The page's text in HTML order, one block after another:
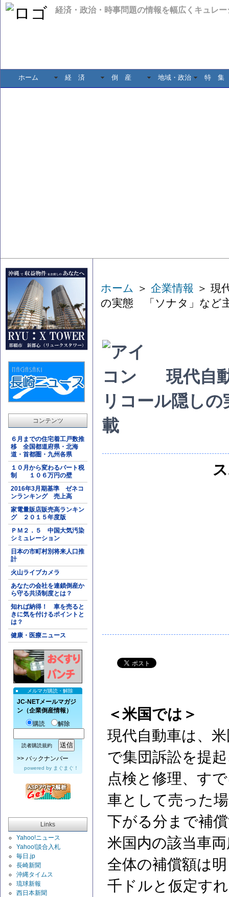
経済・政治・時事問題の情報を幅広くキュレ
ホーム 経 済 倒 産 地域・政治 特 集
コンテンツ
６月までの住宅着工戸数推
移 全国都道府県・北海
道・首都圏・九州各県
１０月から変わるパート税
制 １０６万円の壁
2016年3月期基準 ゼネコ
ンランキング 売上高
家電量販店販売高ランキン
グ ２０１５年度版
ＰＭ２．５ 中国大気汚染
シミュレーション
日本の市町村別将来人口推
計
火山ライブカメラ
あなたの会社を連鎖倒産か
ら守る共済制度とは？
知れば納得！ 車を売ると
きに気を付けるポイントと
は？
健康・医療ニュース
メルマガ購読・解除
JC-NETメールマガジ
ン（企業倒産情報）
購読
解除
読者購読規約
>> バックナンバー
powered by まぐまぐ！
Links
Yahoo!ニュース
Yahoo!談合入札
毎日.jp
長崎新聞
沖縄タイムス
琉球新報
西日本新聞
ホーム ＞ 企業情報 ＞ 現
の実態 「ソナタ」など
現代自
リコール隠し
載
＜米国では＞
現代自動車は、
で集団訴訟を提
点検と修理、す
車として売った
下がる分まで補
米国内の該当車
全体の補償額は
千ドルと仮定す